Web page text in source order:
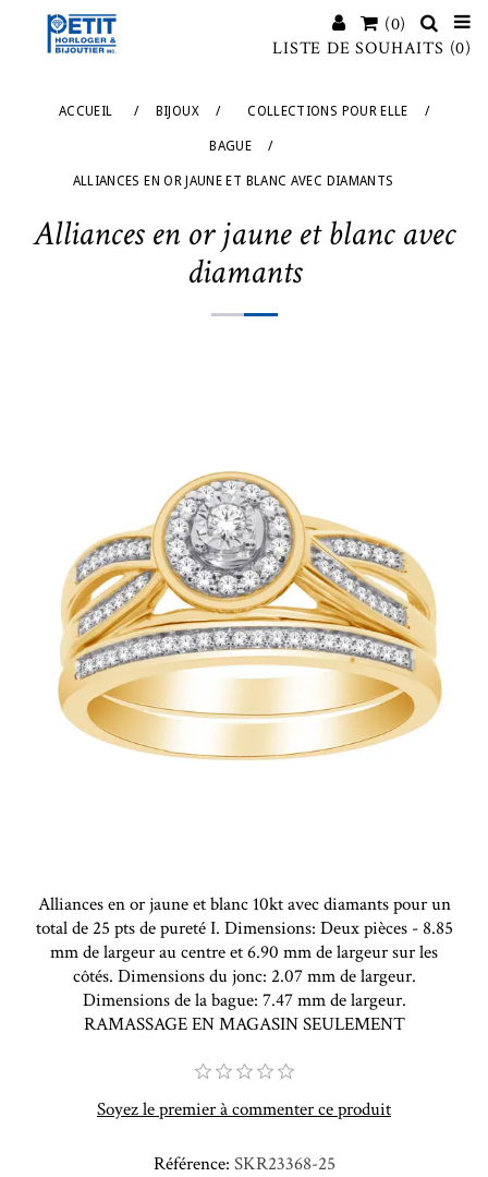
(0)
LISTE DE SOUHAITS (0)
ACCUEIL / BIJOUX / COLLECTIONS POUR ELLE /
BAGUE /
ALLIANCES EN OR JAUNE ET BLANC AVEC DIAMANTS
Alliances en or jaune et blanc avec
diamants
Alliances en or jaune et blanc 10kt avec diamants pour un
total de 25 pts de pureté I. Dimensions: Deux pièces - 8.85
mm de largeur au centre et 6.90 mm de largeur sur les
côtés. Dimensions du jonc: 2.07 mm de largeur.
Dimensions de la bague: 7.47 mm de largeur.
RAMASSAGE EN MAGASIN SEULEMENT
Soyez le premier à commenter ce produit
Référence: SKR23368-25